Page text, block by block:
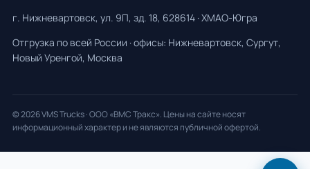
г. Нижневартовск, ул. 9П, зд. 18, 628614 · ХМАО-Югра
Отгрузка по всей России · офисы: Нижневартовск, Сургут,
Новый Уренгой, Москва
© 2026 VMS Trucks · ООО «ВМС Тракс». Цены на сайте носят
информационный характер и не являются публичной офертой.